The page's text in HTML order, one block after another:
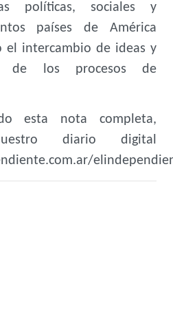
políticas, sociales y
países de América
el intercambio de ideas y
de los procesos de
esta nota completa,
diario digital